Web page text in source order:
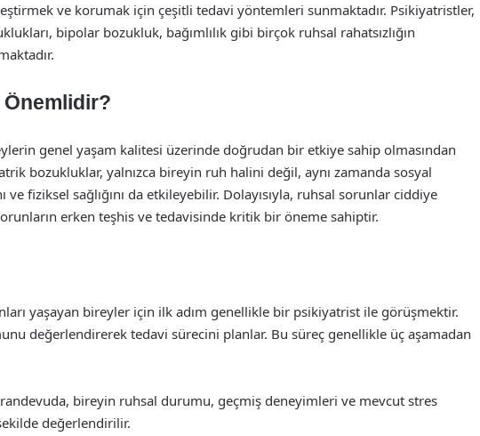
ve korumak için çeşitli tedavi yöntemleri sunmaktadır. Psikiyatristler,
bipolar bozukluk, bağımlılık gibi birçok ruhsal rahatsızlığın
genel yaşam kalitesi üzerinde doğrudan bir etkiye sahip olmasından
bozukluklar, yalnızca bireyin ruh halini değil, aynı zamanda sosyal
ve fiziksel sağlığını da etkileyebilir. Dolayısıyla, ruhsal sorunlar ciddiye
erken teşhis ve tedavisinde kritik bir öneme sahiptir.
yaşayan bireyler için ilk adım genellikle bir psikiyatrist ile görüşmektir.
değerlendirerek tedavi sürecini planlar. Bu süreç genellikle üç aşamadan
bireyin ruhsal durumu, geçmiş deneyimleri ve mevcut stres
değerlendirilir.